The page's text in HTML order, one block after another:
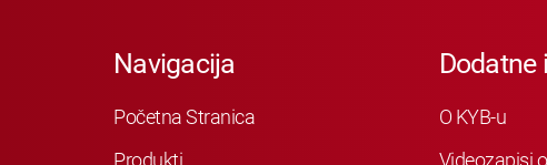
Navigacija
Početna Stranica
Produkti
O KYB-u
Videozapisi